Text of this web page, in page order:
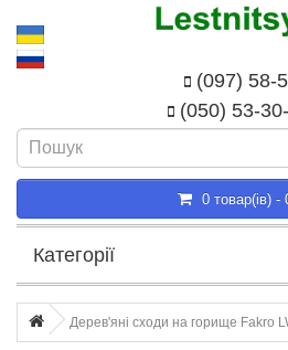
(097) 58-
(050) 53-
0 товар(ів) -
Категорії
Дерев'яні сходи на горище Fakro